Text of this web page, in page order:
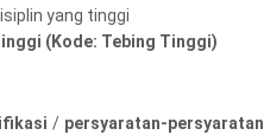
yang tinggi
(Kode: Tebing Tinggi)
/ persyaratan-persyaratan